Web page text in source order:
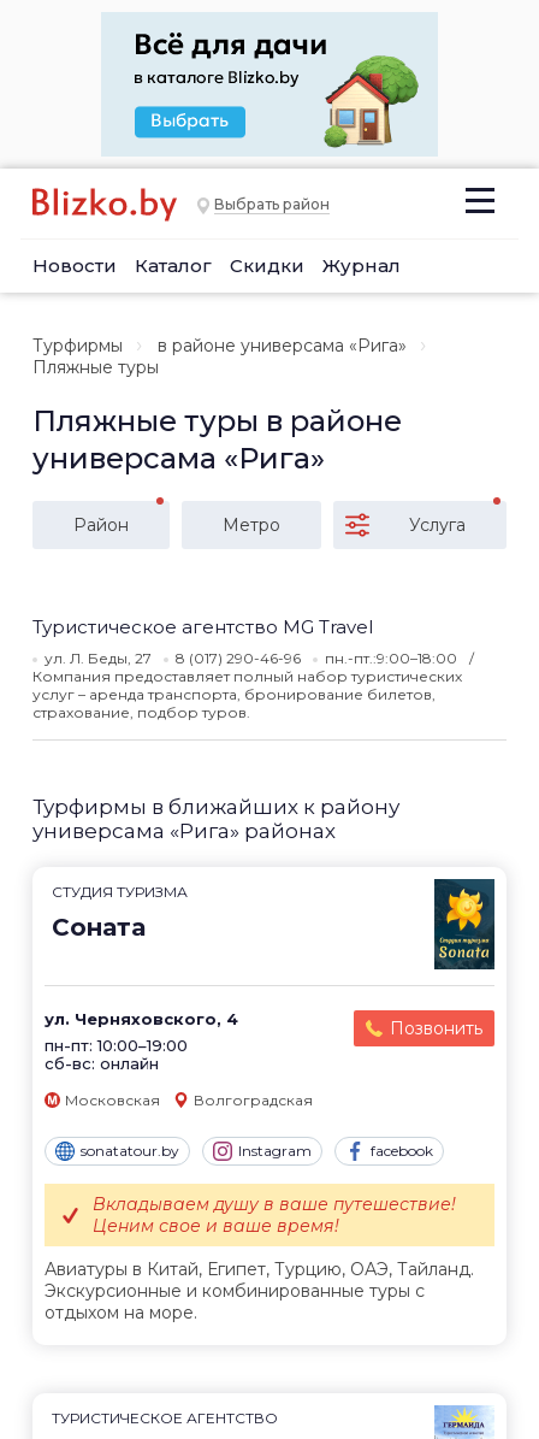
Выбрать район
Новости Каталог Скидки Журнал
Турфирмы
в районе универсама «Рига»
Пляжные туры
Пляжные туры в районе
универсама «Рига»
Район Метро Услуга
Туристическое агентство MG Travel
ул. Л. Беды, 27 8 (017) 290-46-96
пн.-пт.:9:00–18:00
Компания предоставляет полный набор туристических
услуг – аренда транспорта, бронирование билетов,
страхование, подбор туров.
Турфирмы в ближайших к району
универсама «Рига» районах
CТУДИЯ ТУРИЗМА
Соната
ул. Черняховского, 4
пн-пт: 10:00–19:00
сб-вс: онлайн
Позвонить
Московская Волгоградская
sonatatour.by Instagram facebook
Авиатуры в Китай, Египет, Турцию, ОАЭ, Тайланд.
Экскурсионные и комбинированные туры с
отдыхом на море.
Вкладываем душу в ваше путешествие!
Ценим свое и ваше время!
ТУРИСТИЧЕСКОЕ АГЕНТСТВО